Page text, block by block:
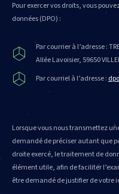
Pour exercer vos droits, vous
données (DPO) :
Par courrier à l’adresse :
Allée Lavoisier, 59650
Par courriel à l’adresse :
Lorsque vous nous transmettez
demandé de préciser autant que
droite exercé, le traitement de
élément utile, afin de faciliter
être demandé de justifier de votre